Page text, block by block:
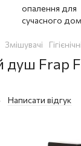
Змішувачі
душ Frap
Написати відгук